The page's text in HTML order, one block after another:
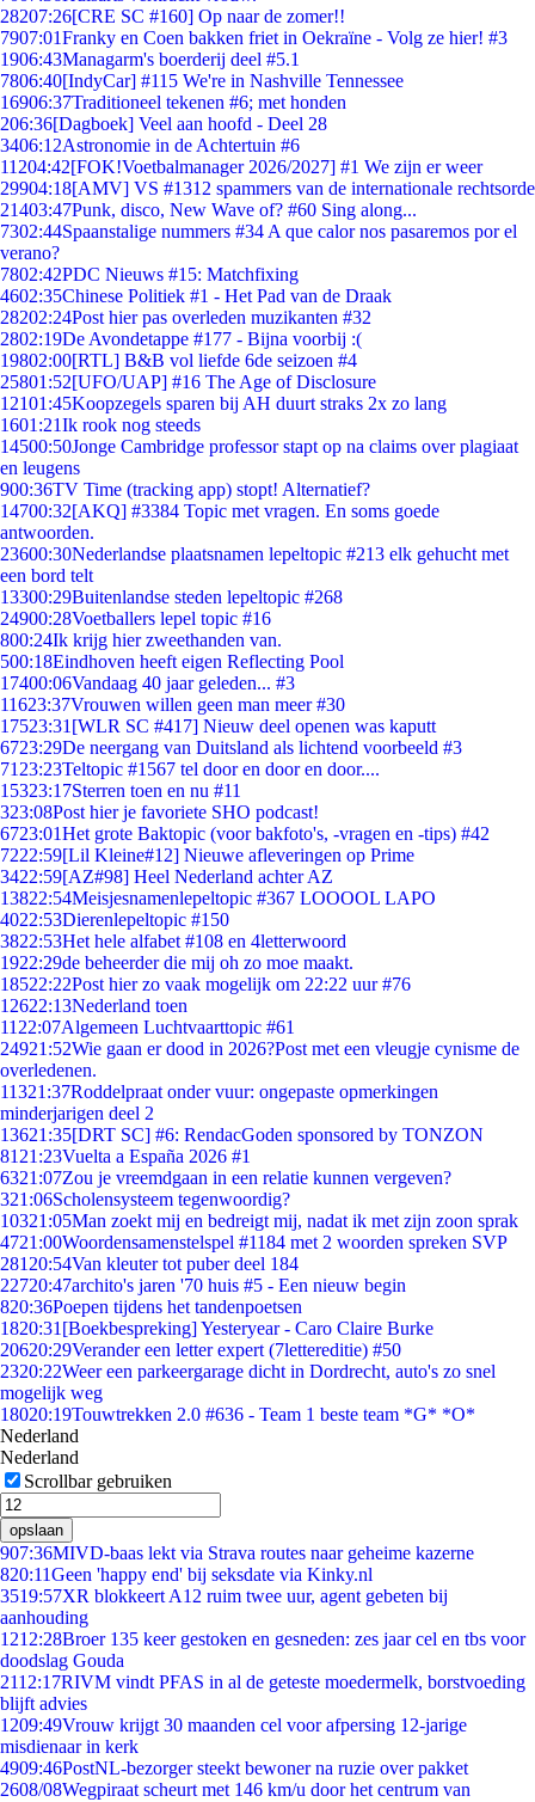
28207:26[CRE SC #160] Op naar de zomer!!
7907:01Franky en Coen bakken friet in Oekraïne - Volg ze hier! #3
1906:43Managarm's boerderij deel #5.1
7806:40[IndyCar] #115 We're in Nashville Tennessee
16906:37Traditioneel tekenen #6; met honden
206:36[Dagboek] Veel aan hoofd - Deel 28
3406:12Astronomie in de Achtertuin #6
11204:42[FOK!Voetbalmanager 2026/2027] #1 We zijn er weer
29904:18[AMV] VS #1312 spammers van de internationale rechtsorde
21403:47Punk, disco, New Wave of? #60 Sing along...
7302:44Spaanstalige nummers #34 A que calor nos pasaremos por el
verano?
7802:42PDC Nieuws #15: Matchfixing
4602:35Chinese Politiek #1 - Het Pad van de Draak
28202:24Post hier pas overleden muzikanten #32
2802:19De Avondetappe #177 - Bijna voorbij :(
19802:00[RTL] B&B vol liefde 6de seizoen #4
25801:52[UFO/UAP] #16 The Age of Disclosure
12101:45Koopzegels sparen bij AH duurt straks 2x zo lang
1601:21Ik rook nog steeds
14500:50Jonge Cambridge professor stapt op na claims over plagiaat
en leugens
900:36TV Time (tracking app) stopt! Alternatief?
14700:32[AKQ] #3384 Topic met vragen. En soms goede
antwoorden.
23600:30Nederlandse plaatsnamen lepeltopic #213 elk gehucht met
een bord telt
13300:29Buitenlandse steden lepeltopic #268
24900:28Voetballers lepel topic #16
800:24Ik krijg hier zweethanden van.
500:18Eindhoven heeft eigen Reflecting Pool
17400:06Vandaag 40 jaar geleden... #3
11623:37Vrouwen willen geen man meer #30
17523:31 [WLR SC #417] Nieuw deel openen was kaputt
6723:29De neergang van Duitsland als lichtend voorbeeld #3
71 23:23Teltopic #1567 tel door en door en door....
15323:17Sterren toen en nu #11
323:08Post hier je favoriete SHO podcast!
6723:01Het grote Baktopic (voor bakfoto's, -vragen en -tips) #42
7222:59[Lil Kleine#12] Nieuwe afleveringen op Prime
3422:59[AZ#98] Heel Nederland achter AZ
13822:54Meisjesnamenlepeltopic #367 LOOOOL LAPO
4022:53Dierenlepeltopic #150
3822:53Het hele alfabet #108 en 4letterwoord
1922:29de beheerder die mij oh zo moe maakt.
18522:22Post hier zo vaak mogelijk om 22:22 uur #76
12622:13Nederland toen
11 22:07Algemeen Luchtvaarttopic #61
24921:52Wie gaan er dood in 2026?Post met een vleugje cynisme de
overledenen.
11321:37Roddelpraat onder vuur: ongepaste opmerkingen
minderjarigen deel 2
13621:35[DRT SC] #6: RendacGoden sponsored by TONZON
81 21:23Vuelta a España 2026 #1
6321:07Zou je vreemdgaan in een relatie kunnen vergeven?
321:06Scholensysteem tegenwoordig?
10321:05Man zoekt mij en bedreigt mij, nadat ik met zijn zoon sprak
4721:00Woordensamenstelspel #1184 met 2 woorden spreken SVP
281 20:54Van kleuter tot puber deel 184
22720:47archito's jaren '70 huis #5 - Een nieuw begin
820:36Poepen tijdens het tandenpoetsen
1820:31 [Boekbespreking] Yesteryear - Caro Claire Burke
20620:29Verander een letter expert (7lettereditie) #50
2320:22Weer een parkeergarage dicht in Dordrecht, auto's zo snel
mogelijk weg
18020:19Touwtrekken 2.0 #636 - Team 1 beste team *G* *O*
Nederland
Nederland
Scrollbar gebruiken
opslaan
907:36MIVD-baas lekt via Strava routes naar geheime kazerne
820:11Geen 'happy end' bij seksdate via Kinky.nl
3519:57XR blokkeert A12 ruim twee uur, agent gebeten bij
aanhouding
1212:28Broer 135 keer gestoken en gesneden: zes jaar cel en tbs voor
doodslag Gouda
2112:17RIVM vindt PFAS in al de geteste moedermelk, borstvoeding
blijft advies
1209:49Vrouw krijgt 30 maanden cel voor afpersing 12-jarige
misdienaar in kerk
4909:46PostNL-bezorger steekt bewoner na ruzie over pakket
2608/08Wegpiraat scheurt met 146 km/u door het centrum van